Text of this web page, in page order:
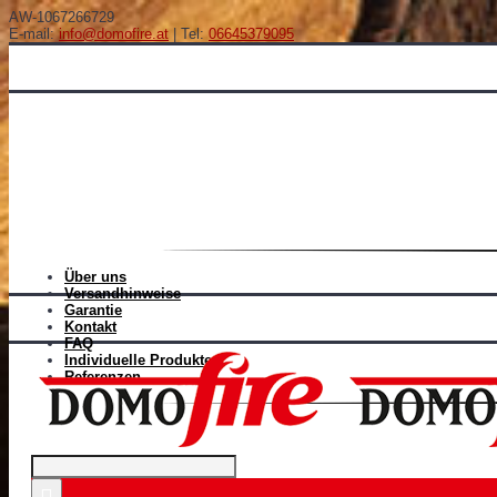
AW-1067266729
E-mail:info@domofire.at | Tel: 06645379095
Über uns
Versandhinweise
Garantie
Kontakt
FAQ
Individuelle Produkten
Referenzen